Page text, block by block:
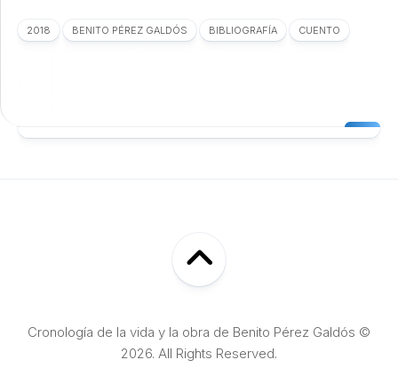
2018 BENITO PÉREZ GALDÓS BIBLIOGRAFÍA CUENTO
Cronología de la vida y la obra de Benito Pérez Galdós ©
2026. All Rights Reserved.